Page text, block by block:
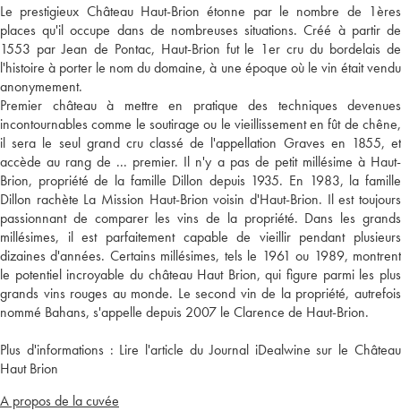
Le prestigieux Château Haut-Brion étonne par le nombre de 1ères
places qu'il occupe dans de nombreuses situations. Créé à partir de
1553 par Jean de Pontac, Haut-Brion fut le 1er cru du bordelais de
l'histoire à porter le nom du domaine, à une époque où le vin était vendu
anonymement.
Premier château à mettre en pratique des techniques devenues
incontournables comme le soutirage ou le vieillissement en fût de chêne,
il sera le seul grand cru classé de l'appellation Graves en 1855, et
accède au rang de ... premier. Il n'y a pas de petit millésime à Haut-
Brion, propriété de la famille Dillon depuis 1935. En 1983, la famille
Dillon rachète La Mission Haut-Brion voisin d'Haut-Brion. Il est toujours
passionnant de comparer les vins de la propriété. Dans les grands
millésimes, il est parfaitement capable de vieillir pendant plusieurs
dizaines d'années. Certains millésimes, tels le 1961 ou 1989, montrent
le potentiel incroyable du château Haut Brion, qui figure parmi les plus
grands vins rouges au monde. Le second vin de la propriété, autrefois
nommé Bahans, s'appelle depuis 2007 le Clarence de Haut-Brion.
Plus d'informations : Lire l'article du Journal iDealwine sur le Château
Haut Brion
A propos de la cuvée